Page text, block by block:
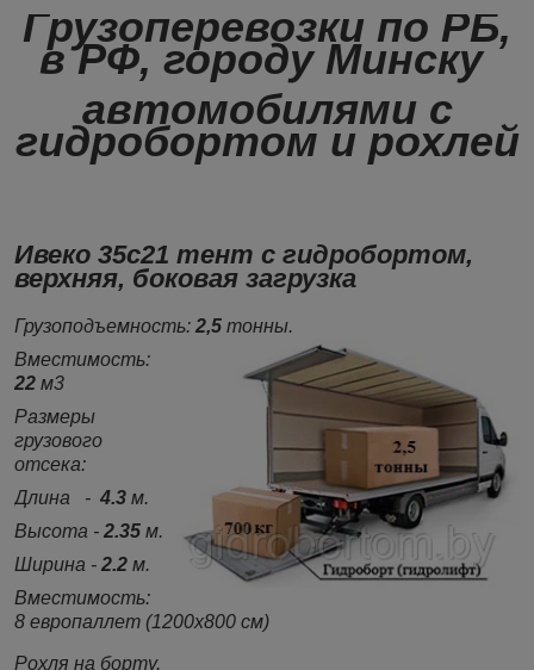
Грузоперевозки по РБ,
в РФ, городу Минску
автомобилями с
гидробортом и рохлей
Ивеко 35с21 тент с гидробортом,
верхняя, боковая загрузка
Грузоподъемность: 2,5 тонны.
Вместимость:
22 м3
Размеры
грузового
отсека:
Длина - 4.3 м.
Высота - 2.35 м.
Ширина - 2.2 м.
Вместимость:
8 европаллет (1200х800 см)
Рохля на борту.